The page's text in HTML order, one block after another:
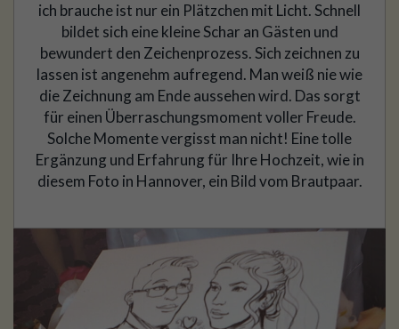
ich brauche ist nur ein Plätzchen mit Licht. Schnell
bildet sich eine kleine Schar an Gästen und
bewundert den Zeichenprozess. Sich zeichnen zu
lassen ist angenehm aufregend. Man weiß nie wie
die Zeichnung am Ende aussehen wird. Das sorgt
für einen Überraschungsmoment voller Freude.
Solche Momente vergisst man nicht! Eine tolle
Ergänzung und Erfahrung für Ihre Hochzeit, wie in
diesem Foto in Hannover, ein Bild vom Brautpaar.